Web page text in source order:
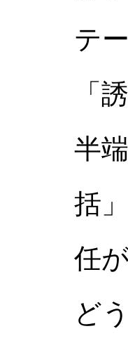
テ
「
半
括
任
ど